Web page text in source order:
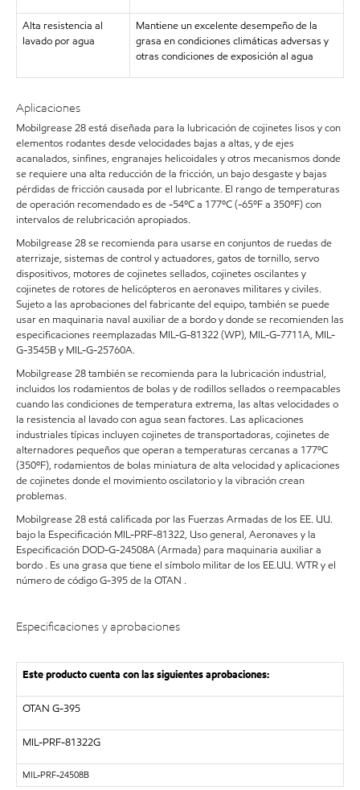
Alta resistencia al
lavado por agua
Mantiene un excelente desempeño de la
grasa en condiciones climáticas adversas y
otras condiciones de exposición al agua
Aplicaciones
Mobilgrease 28 está diseñada para la lubricación de cojinetes lisos y con
elementos rodantes desde velocidades bajas a altas, y de ejes
acanalados, sinfines, engranajes helicoidales y otros mecanismos donde
se requiere una alta reducción de la fricción, un bajo desgaste y bajas
pérdidas de fricción causada por el lubricante. El rango de temperaturas
de operación recomendado es de -54ºC a 177ºC (-65ºF a 350ºF) con
intervalos de relubricación apropiados.
Mobilgrease 28 se recomienda para usarse en conjuntos de ruedas de
aterrizaje, sistemas de control y actuadores, gatos de tornillo, servo
dispositivos, motores de cojinetes sellados, cojinetes oscilantes y
cojinetes de rotores de helicópteros en aeronaves militares y civiles.
Sujeto a las aprobaciones del fabricante del equipo, también se puede
usar en maquinaria naval auxiliar de a bordo y donde se recomienden las
especificaciones reemplazadas MIL-G-81322 (WP), MIL-G-7711A, MIL-
G-3545B y MIL-G-25760A.
Mobilgrease 28 también se recomienda para la lubricación industrial,
incluidos los rodamientos de bolas y de rodillos sellados o reempacables
cuando las condiciones de temperatura extrema, las altas velocidades o
la resistencia al lavado con agua sean factores. Las aplicaciones
industriales típicas incluyen cojinetes de transportadoras, cojinetes de
alternadores pequeños que operan a temperaturas cercanas a 177ºC
(350ºF), rodamientos de bolas miniatura de alta velocidad y aplicaciones
de cojinetes donde el movimiento oscilatorio y la vibración crean
problemas.
Mobilgrease 28 está calificada por las Fuerzas Armadas de los EE. UU.
bajo la Especificación MIL-PRF-81322, Uso general, Aeronaves y la
Especificación DOD-G-24508A (Armada) para maquinaria auxiliar a
bordo . Es una grasa que tiene el símbolo militar de los EE.UU. WTR y el
número de código G-395 de la OTAN .
Especificaciones y aprobaciones
Este producto cuenta con las siguientes aprobaciones:
OTAN G-395
MIL-PRF-81322G
MIL-PRF-24508B